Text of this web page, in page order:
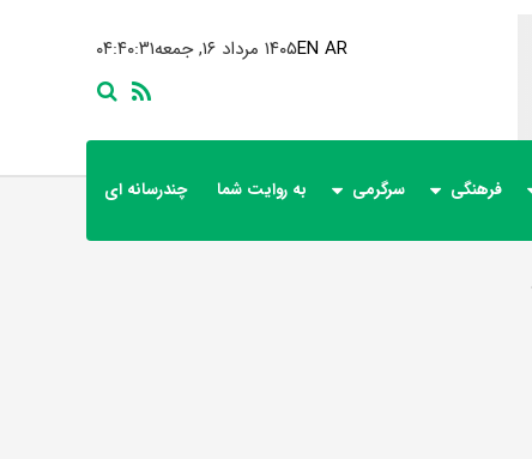
۰۴:۴۰:۳۱ ۱۴۰۵ مرداد ۱۶, جمعهEN AR
فرهنگی سرگرمی به روایت شما چندرسانه ای